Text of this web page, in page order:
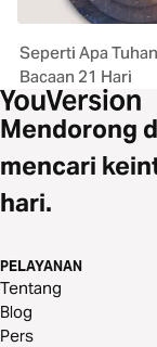
Seperti Apa
Bacaan 21 Hari
Mendorong
mencari
hari.
PELAYANAN
Tentang
Blog
Pers